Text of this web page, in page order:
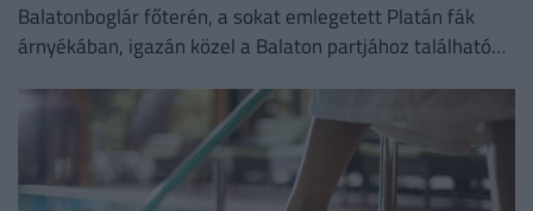
Balatonboglár főterén, a sokat emlegetett Platán fák
árnyékában, igazán közel a Balaton partjához található